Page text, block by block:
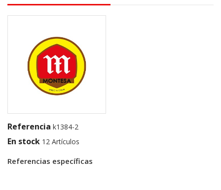
Referencia k1384-2
En stock 12 Artículos
Referencias específicas